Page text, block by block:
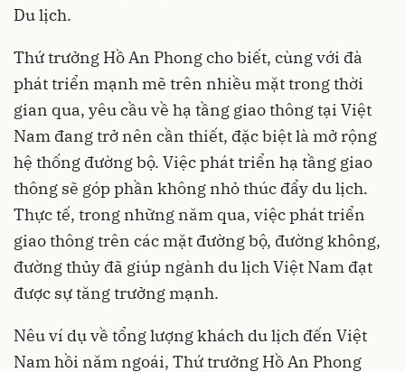
Du lịch.
Thứ trưởng Hồ An Phong cho biết, cùng với đà
phát triển mạnh mẽ trên nhiều mặt trong thời
gian qua, yêu cầu về hạ tầng giao thông tại Việt
Nam đang trở nên cần thiết, đặc biệt là mở rộng
hệ thống đường bộ. Việc phát triển hạ tầng giao
thông sẽ góp phần không nhỏ thúc đẩy du lịch.
Thực tế, trong những năm qua, việc phát triển
giao thông trên các mặt đường bộ, đường không,
đường thủy đã giúp ngành du lịch Việt Nam đạt
được sự tăng trưởng mạnh.
Nêu ví dụ về tổng lượng khách du lịch đến Việt
Nam hồi năm ngoái, Thứ trưởng Hồ An Phong